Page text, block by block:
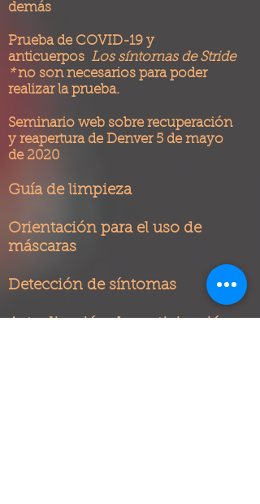
demás
Prueba de COVID-19 y
anticuerpos Los síntomas de Stride
* no son necesarios para poder
realizar la prueba.
Seminario web sobre recuperación
y reapertura de Denver 5 de mayo
de 2020
Guía de limpieza
Orientación para el uso de
máscaras
Detección de síntomas